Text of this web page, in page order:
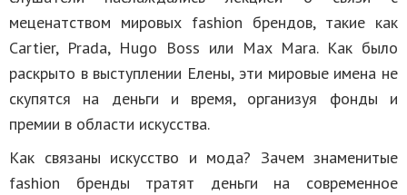
меценатством мировых fashion брендов, такие как
Cartier, Prada, Hugo Boss или Max Mara. Как было
раскрыто в выступлении Елены, эти мировые имена не
скупятся на деньги и время, организуя фонды и
премии в области искусства.
Как связаны искусство и мода? Зачем знаменитые
fashion бренды тратят деньги на современное